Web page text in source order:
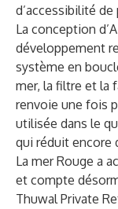
d’accessibilité
La conception
développement
système en
mer, la filtre et la
renvoie une fois
utilisée dans le
qui réduit encore
La mer Rouge a
et compte
Thuwal Private